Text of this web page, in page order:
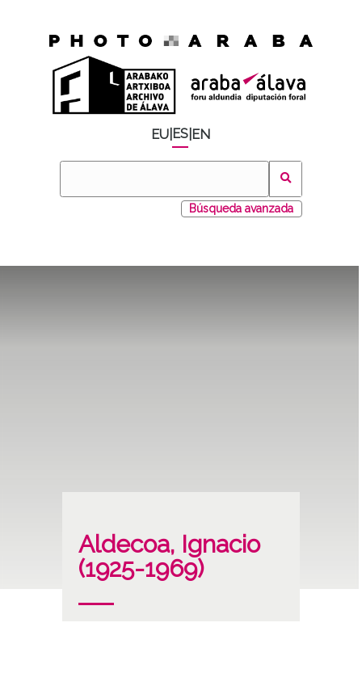
EU ES EN
Búsqueda avanzada
Aldecoa, Ignacio
(1925-1969)